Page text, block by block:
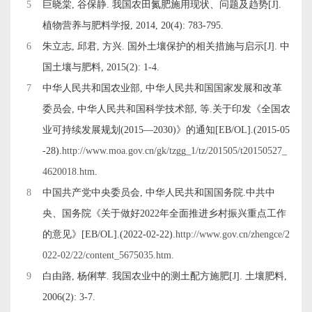
5
巨晓棠, 谷保静. 我国农田氮肥施用现状、问题及趋势[J].
植物营养与肥料学报, 2014, 20(4): 783-795.
6
朱立志, 邱君, 方兴. 国外土壤保护的相关措施与启示[J]. 中
国土壤与肥料, 2015(2): 1-4.
7
中华人民共和国农业部, 中华人民共和国国家发展和改革
委员会, 中华人民共和国科学技术部, 等.关于印发《全国农
业可持续发展规划(2015—2030)》的通知[EB/OL].(2015-05
-28).http://www.moa.gov.cn/gk/tzgg_1/tz/201505/t20150527_
4620018.htm.
8
中国共产党中央委员会, 中华人民共和国国务院.中共中
央、国务院《关于做好2022年全面推进乡村振兴重点工作
的意见》[EB/OL].(2022-02-22).http://www.gov.cn/zhengce/2
022-02/22/content_5675035.htm.
9
白由路, 杨俐苹. 我国农业中的测土配方施肥[J]. 土壤肥料,
2006(2): 3-7.